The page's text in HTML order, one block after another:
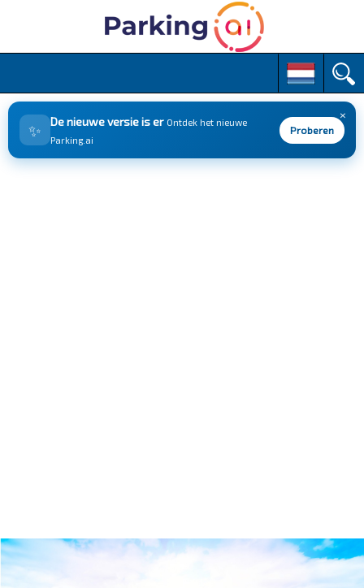
M
m
e
i
×
✨ De nieuwe versie is er Ontdek het nieuwe
Parking.ai
Proberen